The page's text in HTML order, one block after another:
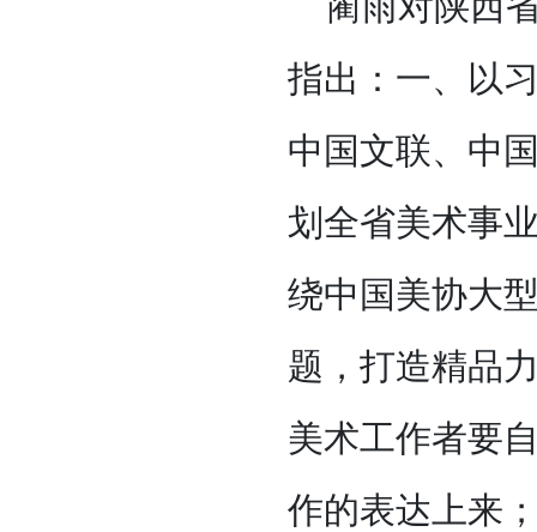
指出：一、以
中国文联、中
划全省美术事
绕中国美协大
题，打造精品
美术工作者要
作的表达上来